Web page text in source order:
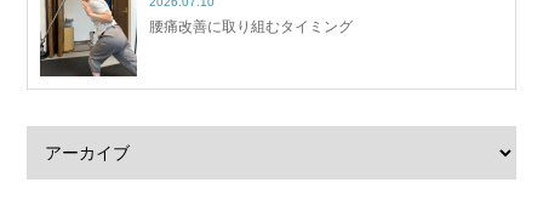
腰痛改善に取り組むタイミング